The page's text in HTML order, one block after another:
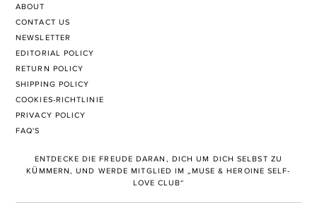
ABOUT
CONTACT US
NEWSLETTER
EDITORIAL POLICY
RETURN POLICY
SHIPPING POLICY
COOKIES-RICHTLINIE
PRIVACY POLICY
FAQ'S
ENTDECKE DIE FREUDE DARAN, DICH UM DICH SELBST ZU
KÜMMERN, UND WERDE MITGLIED IM „MUSE & HEROINE SELF-
LOVE CLUB“